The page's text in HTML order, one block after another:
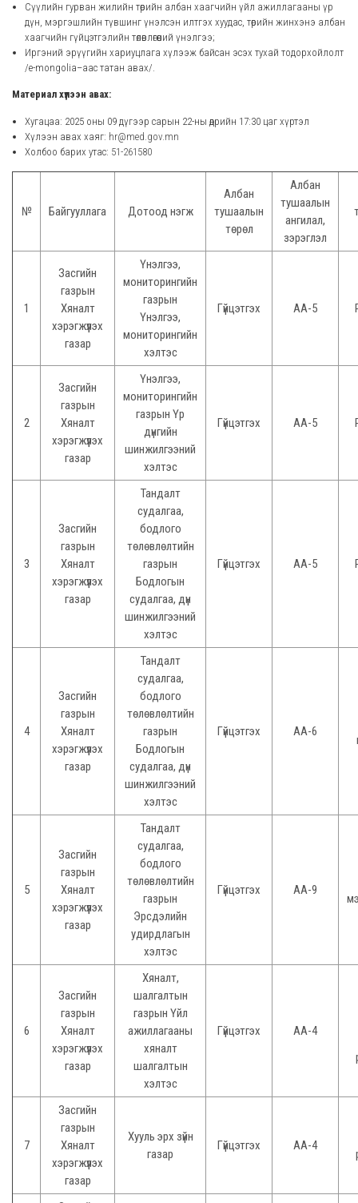
Сүүлийн гурван жилийн төрийн албан хаагчийн үйл ажиллагааны үр
дүн, мэргэшлийн түвшинг үнэлсэн илтгэх хуудас, төрийн жинхэнэ албан
хаагчийн гүйцэтгэлийн төлөвлөгөөний үнэлгээ;
Иргэний эрүүгийн хариуцлага хүлээж байсан эсэх тухай тодорхойлолт
/e-mongolia–аас татан авах/.
Материал хүлээн авах:
Хугацаа: 2025 оны 09 дүгээр сарын 22-ны өдрийн 17:30 цаг хүртэл
Хүлээн авах хаяг: hr@med.gov.mn
Холбоо барих утас: 51-261580
№ Байгууллага Дотоод нэгж
Албан
тушаалын
төрөл
Албан
тушаалын
ангилал,
зэрэглэл
1
Засгийн
газрын
Хяналт
хэрэгжүүлэх
газар
Үнэлгээ,
мониторингийн
газрын
Үнэлгээ,
мониторингийн
хэлтэс
Гүйцэтгэх АА-5
2
Засгийн
газрын
Хяналт
хэрэгжүүлэх
газар
Үнэлгээ,
мониторингийн
газрын Үр
дүнгийн
шинжилгээний
хэлтэс
Гүйцэтгэх АА-5
3
Засгийн
газрын
Хяналт
хэрэгжүүлэх
газар
Тандалт
судалгаа,
бодлого
төлөвлөлтийн
газрын
Бодлогын
судалгаа, дүн
шинжилгээний
хэлтэс
Гүйцэтгэх АА-5
4
Засгийн
газрын
Хяналт
хэрэгжүүлэх
газар
Тандалт
судалгаа,
бодлого
төлөвлөлтийн
газрын
Бодлогын
судалгаа, дүн
шинжилгээний
хэлтэс
Гүйцэтгэх АА-6
5
Засгийн
газрын
Хяналт
хэрэгжүүлэх
газар
Тандалт
судалгаа,
бодлого
төлөвлөлтийн
газрын
Эрсдэлийн
удирдлагын
хэлтэс
Гүйцэтгэх АА-9
6
Засгийн
газрын
Хяналт
хэрэгжүүлэх
газар
Хяналт,
шалгалтын
газрын Үйл
ажиллагааны
хяналт
шалгалтын
хэлтэс
Гүйцэтгэх
АА-4
7
Засгийн
газрын
Хяналт
хэрэгжүүлэх
газар
Хууль эрх зүйн
газар
Гүйцэтгэх АА-4